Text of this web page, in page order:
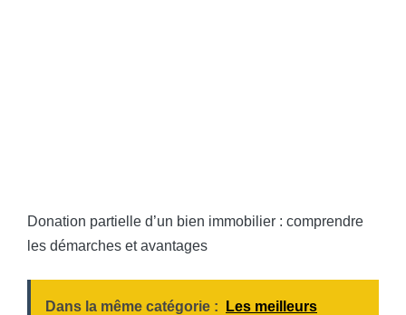
Donation partielle d’un bien immobilier : comprendre
les démarches et avantages
Dans la même catégorie :
Les meilleurs